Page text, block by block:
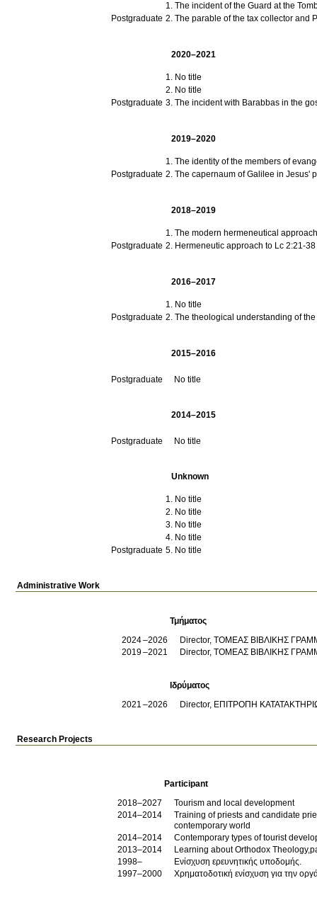
Postgraduate
The incident of the Guard at the
The parable of the tax collector and
2020–2021
Postgraduate
No title
No title
The incident with Barabbas in the
2019–2020
Postgraduate
The identity of the members of
The capernaum of Galilee in Jesus'
2018–2019
Postgraduate
The modern hermeneutical
Hermeneutic approach to Lc 2:21-
2016–2017
Postgraduate
No title
The theological understanding of
2015–2016
Postgraduate No title
2014–2015
Postgraduate No title
Unknown
Postgraduate
No title
No title
No title
No title
No title
Administrative Work
Τμήματος
2024
2026
Director, ΤΟΜΕΑΣ ΒΙΒΛΙΚΗΣ
2019
2021 Director, ΤΟΜΕΑΣ ΒΙΒΛΙΚΗΣ
Ιδρύματος
2021
2026 Director, ΕΠΙΤΡΟΠΗ
Research Projects
Participant
2018–2027
Tourism and local development
2014–2014
Training of priests and candidate
contemporary world
2014–2014
Contemporary types of tourist
2013–2014
Learning about Orthodox
1998–
Ενίσχυση ερευνητικής υποδομής.
1997–2000
Χρηματοδοτική ενίσχυση για την